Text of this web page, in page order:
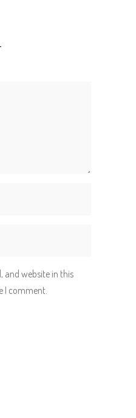
and website in this
I comment.